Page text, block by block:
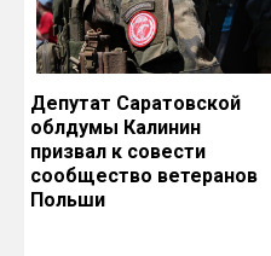
Депутат Саратовской
облдумы Калинин
призвал к совести
сообщество ветеранов
Польши